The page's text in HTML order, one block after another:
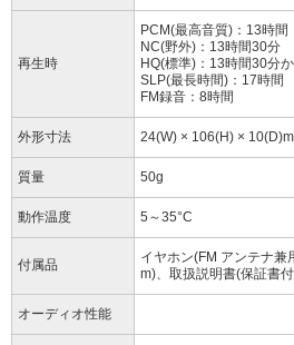
再生時
PCM(最高音質)：13時間
NC(野外)：13時間30分
HQ(標準)：13時間30分
SLP(最長時間)：17時間
FM録音：8時間
外形寸法 24(W) × 106(H) ×
質量 50g
動作温度 5～35°C
付属品
イヤホン(FM アンテナ
m)、取扱説明書(保証書
オーディオ性能